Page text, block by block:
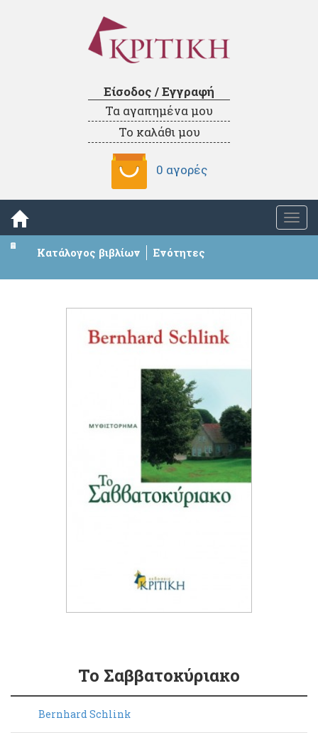
Είσοδος / Εγγραφή
Τα αγαπημένα μου
Το καλάθι μου
0 αγορές
Κατάλογος βιβλίων Ενότητες
Το Σαββατοκύριακο
Βernhard Schlink